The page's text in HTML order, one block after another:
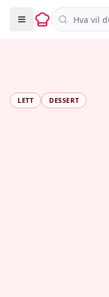
Søk i
LETT DESSERT